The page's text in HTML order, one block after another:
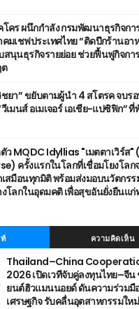
โคร ผนึกกำลัง กรมพัฒนาธุรกิจกา
มเชฟประเทศไทย “ติดปีกร้านอา
สนุนธุรกิจรายย่อย ช่วยฟื้นฟูกิจกา
ยา” ขยับตามผู้นำ 4 สโตรค จบร
เมนส์ อเมเจอร์ เอเชีย-แปซิฟิก” ที่
ตัว MQDC Idyllias "เมตตาเวิร์
ครั้งแรกในโลกที่เชื่อมโยงโลก
สมือนทุกมิติ พร้อมส่งมอบนวัตกรร
โลกในอุดมคติ เพื่อสุขอันยั่งยืนแก่
ความคิดเห็น
Thailand–China
2026 เปิดเวทีจับคู่ลงทุนไทย–จี
ยนต์ฮิวแมนนอยด์ ดันความร่วมมื
เศรษฐกิจ รับคลื่นอุตสาหกรรมใหม่